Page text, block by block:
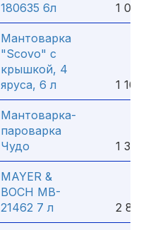
180635 6л
1
Мантоварка
"Scovo" с
крышкой, 4
яруса, 6 л
1
Мантоварка-
пароварка
Чудо
1
MAYER &
BOCH MB-
21462 7 л
2